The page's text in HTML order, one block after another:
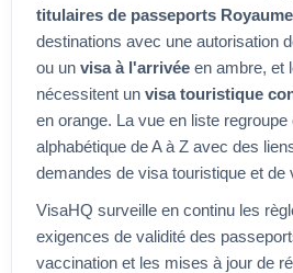
titulaires de passeports
destinations avec une autorisation
ou un visa à l'arrivée en ambre, et
nécessitent un visa touristique
en orange. La vue en liste
alphabétique de A à Z avec des
demandes de visa touristique et de
VisaHQ surveille en continu les
exigences de validité des
vaccination et les mises à jour de